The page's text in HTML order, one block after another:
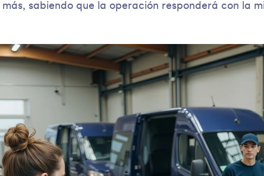
sabiendo que la operación responderá con la